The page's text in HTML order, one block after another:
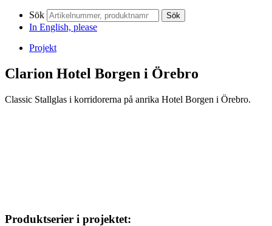
Sök Sök
In English, please
Projekt
Clarion Hotel Borgen i Örebro
Classic Stallglas i korridorerna på anrika Hotel Borgen i Örebro.
Produktserier i projektet: